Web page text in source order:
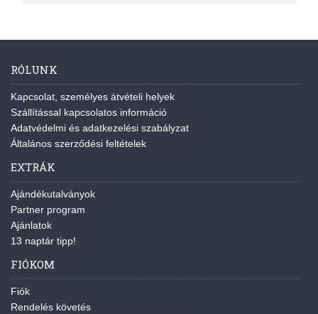
RÓLUNK
Kapcsolat, személyes átvételi helyek
Szállítással kapcsolatos információ
Adatvédelmi és adatkezelési szabályzat
Általános szerződési feltételek
EXTRÁK
Ajándékutalványok
Partner program
Ajánlatok
13 naptár tipp!
FIÓKOM
Fiók
Rendelés követés